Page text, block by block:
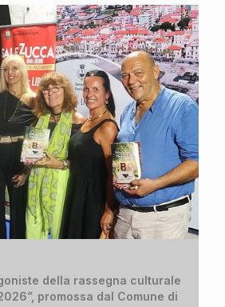
della rassegna culturale
promossa dal Comune di